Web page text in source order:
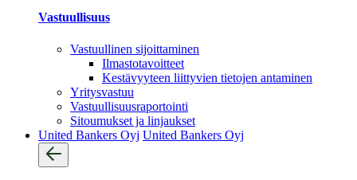
Vastuullisuus
Vastuullinen sijoittaminen
Ilmastotavoitteet
Kestävyyteen liittyvien tietojen antaminen
Yritysvastuu
Vastuullisuus­raportointi
Sitoumukset ja linjaukset
United Bankers Oyj United Bankers Oyj